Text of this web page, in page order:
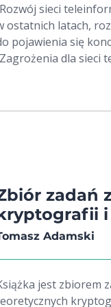
sieci
ostatnich latach,
pojawienia się
dla sieci
(Ogólna
środowisku
piątym
do analizy
W
zadań
Adamski
jest zbiorem